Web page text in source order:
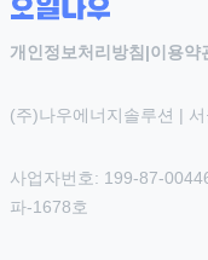
개인정보처리방침 |이용약
(주)나우에너지솔루션 |
사업자번호: 199-87-
파-1678호